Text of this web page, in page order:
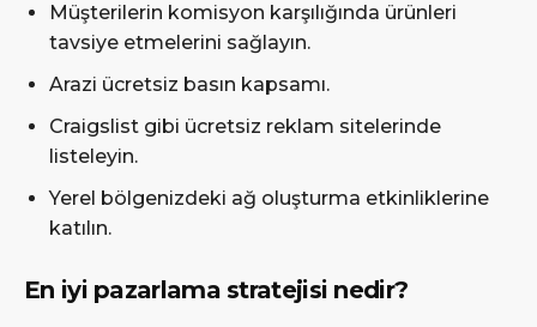
Müşterilerin komisyon karşılığında ürünleri
tavsiye etmelerini sağlayın.
Arazi ücretsiz basın kapsamı.
Craigslist gibi ücretsiz reklam sitelerinde
listeleyin.
Yerel bölgenizdeki ağ oluşturma etkinliklerine
katılın.
En iyi pazarlama stratejisi nedir?